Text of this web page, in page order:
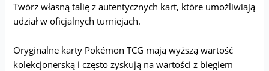
Twórz własną talię z autentycznych kart, które umożliwiają
udział w oficjalnych turniejach.
Oryginalne karty Pokémon TCG mają wyższą wartość
kolekcjonerską i często zyskują na wartości z biegiem